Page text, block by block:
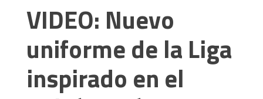
VIDEO: Nuevo
uniforme de la Liga
inspirado en el